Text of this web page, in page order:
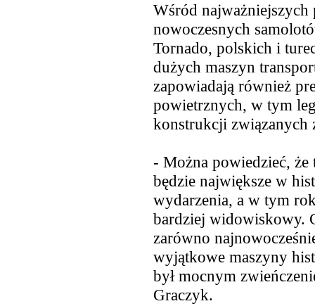
Wśród
nowoczesnych
Tornado, polskich i
dużych maszyn
zapowiadają również
powietrznych, w tym
konstrukcji
- Można powiedzieć,
będzie największe w
wydarzenia, a w tym
bardziej widowiskowy.
zarówno
wyjątkowe maszyny
był mocnym
Graczyk.